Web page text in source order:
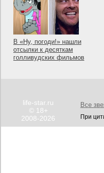
В «Ну, погоди!» нашли
отсылки к десяткам
голливудских фильмов
life-star.ru
© 18+
2008-2026
Все
При